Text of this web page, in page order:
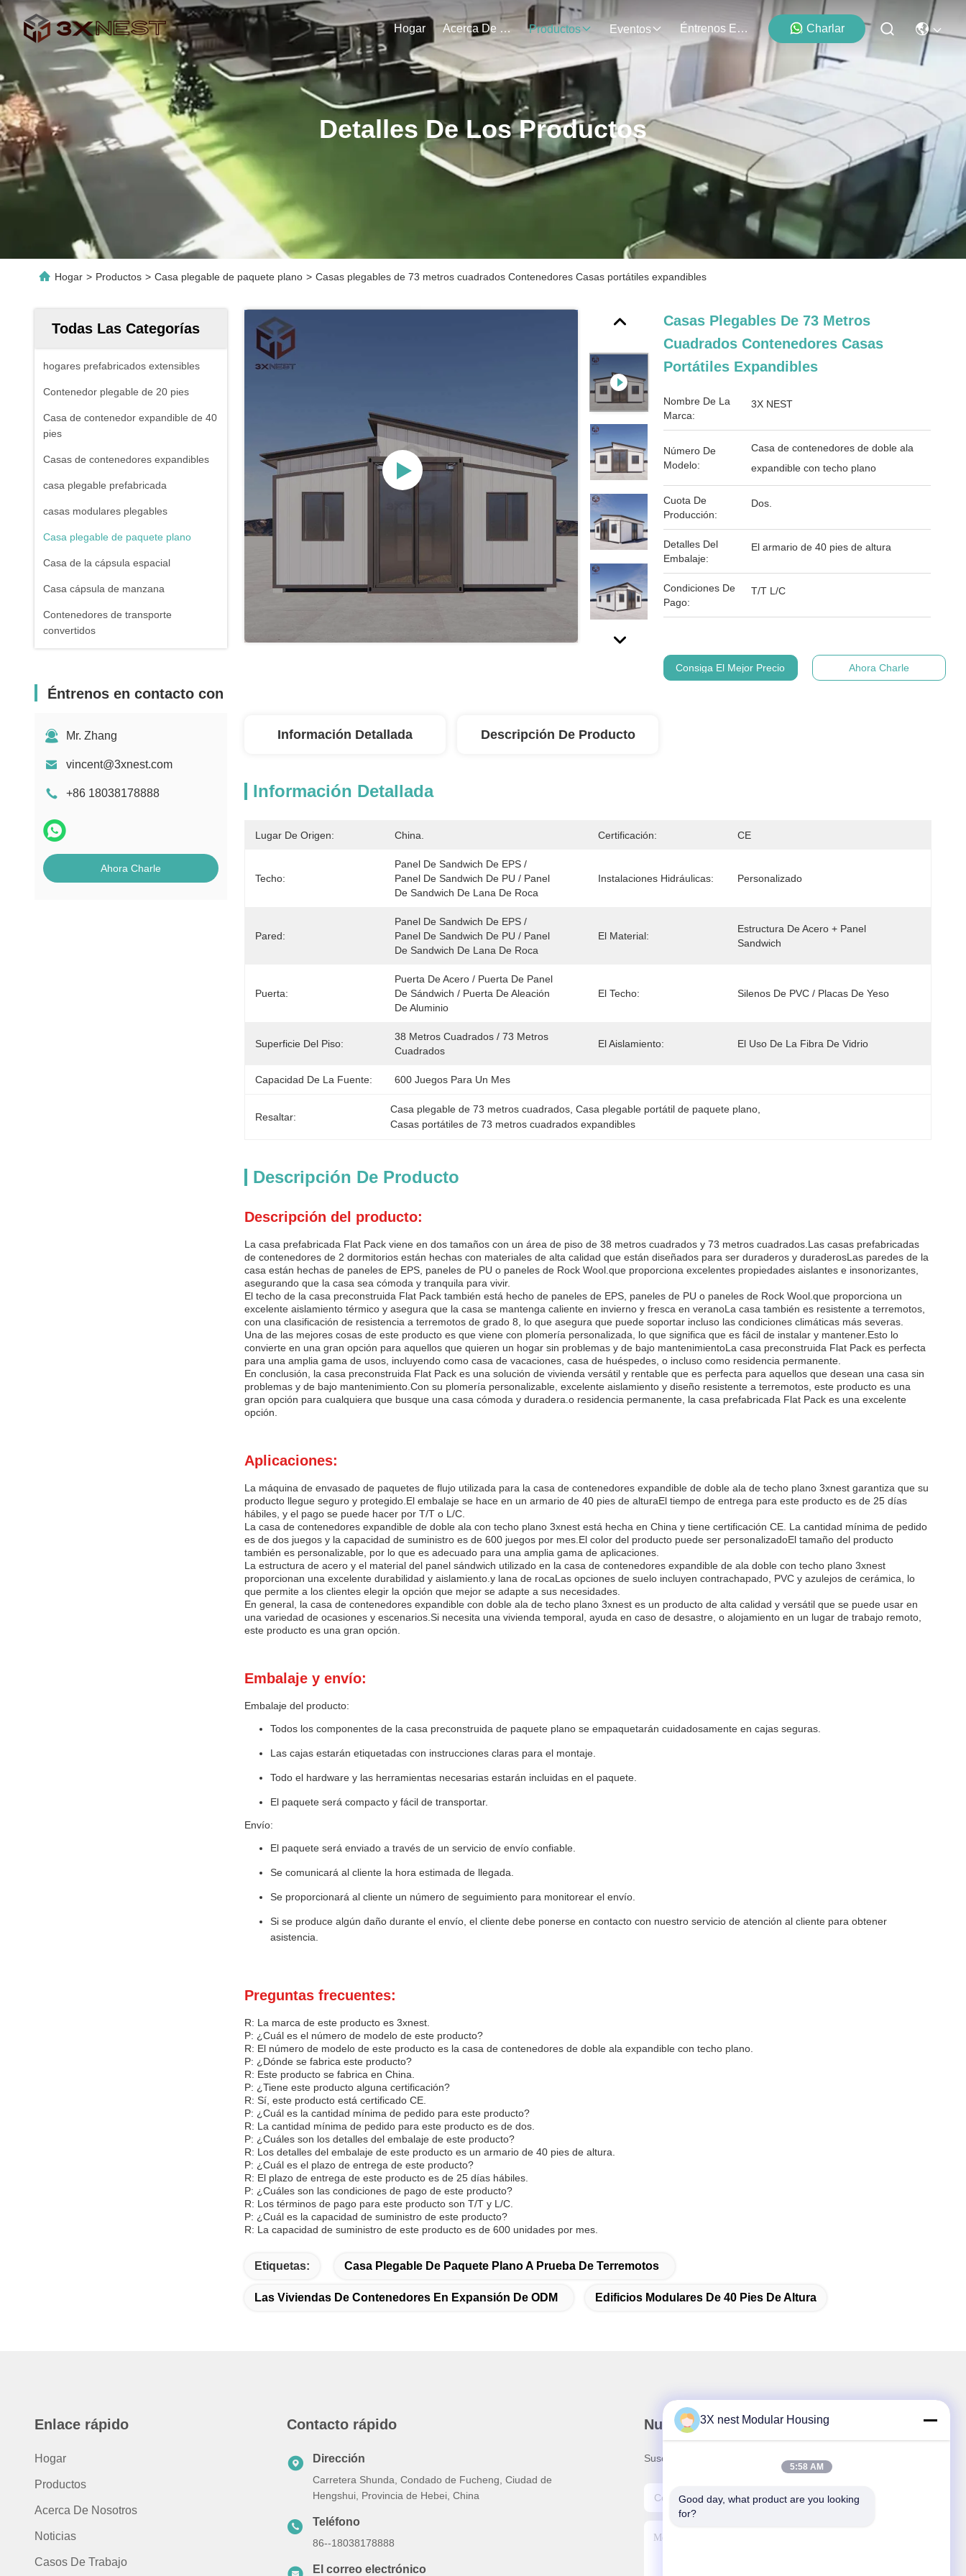
Hogar Acerca De Nosotros Productos Eventos Éntrenos En Contacto Con Charlar
Detalles De Los Productos
Hogar > Productos > Casa plegable de paquete plano > Casas plegables de 73 metros cuadrados Contenedores Casas portátiles expandibles
Todas Las Categorías
hogares prefabricados extensibles
Contenedor plegable de 20 pies
Casa de contenedor expandible de 40
pies
Casas de contenedores expandibles
casa plegable prefabricada
casas modulares plegables
Casa plegable de paquete plano
Casa de la cápsula espacial
Casa cápsula de manzana
Contenedores de transporte
convertidos
Éntrenos en contacto con
Mr. Zhang
vincent@3xnest.com
+86 18038178888
Ahora Charle
Casas Plegables De 73 Metros
Cuadrados Contenedores Casas
Portátiles Expandibles
Nombre De La
Marca:
3X NEST
Número De
Modelo:
Casa de contenedores de doble ala
expandible con techo plano
Cuota De
Producción:
Dos.
Detalles Del
Embalaje:
El armario de 40 pies de altura
Condiciones De
Pago:
T/T L/C
Consiga El Mejor Precio Ahora Charle
Información Detallada Descripción De Producto
Información Detallada
Lugar De Origen: China. Certificación: CE
Techo:
Panel De Sandwich De EPS /
Panel De Sandwich De PU / Panel
De Sandwich De Lana De Roca
Instalaciones Hidráulicas: Personalizado
Pared:
Panel De Sandwich De EPS /
Panel De Sandwich De PU / Panel
De Sandwich De Lana De Roca
El Material:
Estructura De Acero + Panel
Sandwich
Puerta:
Puerta De Acero / Puerta De Panel
De Sándwich / Puerta De Aleación
De Aluminio
El Techo: Silenos De PVC / Placas De Yeso
Superficie Del Piso:
38 Metros Cuadrados / 73 Metros
Cuadrados
El Aislamiento: El Uso De La Fibra De Vidrio
Capacidad De La Fuente: 600 Juegos Para Un Mes
Resaltar:
Casa plegable de 73 metros cuadrados , Casa plegable portátil de paquete plano
Casas portátiles de 73 metros cuadrados expandibles
Descripción De Producto
Descripción del producto:
La casa prefabricada Flat Pack viene en dos tamaños con un área de piso de 38 metros cuadrados y 73 metros cuadrados.Las casas prefabricadas
de contenedores de 2 dormitorios están hechas con materiales de alta calidad que están diseñados para ser duraderos y duraderosLas paredes de la
casa están hechas de paneles de EPS, paneles de PU o paneles de Rock Wool.que proporciona excelentes propiedades aislantes e insonorizantes,
asegurando que la casa sea cómoda y tranquila para vivir.
El techo de la casa preconstruida Flat Pack también está hecho de paneles de EPS, paneles de PU o paneles de Rock Wool.que proporciona un
excelente aislamiento térmico y asegura que la casa se mantenga caliente en invierno y fresca en veranoLa casa también es resistente a terremotos,
con una clasificación de resistencia a terremotos de grado 8, lo que asegura que puede soportar incluso las condiciones climáticas más severas.
Una de las mejores cosas de este producto es que viene con plomería personalizada, lo que significa que es fácil de instalar y mantener.Esto lo
convierte en una gran opción para aquellos que quieren un hogar sin problemas y de bajo mantenimientoLa casa preconstruida Flat Pack es perfecta
para una amplia gama de usos, incluyendo como casa de vacaciones, casa de huéspedes, o incluso como residencia permanente.
En conclusión, la casa preconstruida Flat Pack es una solución de vivienda versátil y rentable que es perfecta para aquellos que desean una casa sin
problemas y de bajo mantenimiento.Con su plomería personalizable, excelente aislamiento y diseño resistente a terremotos, este producto es una
gran opción para cualquiera que busque una casa cómoda y duradera.o residencia permanente, la casa prefabricada Flat Pack es una excelente
opción.
Aplicaciones:
La máquina de envasado de paquetes de flujo utilizada para la casa de contenedores expandible de doble ala de techo plano 3xnest garantiza que su
producto llegue seguro y protegido.El embalaje se hace en un armario de 40 pies de alturaEl tiempo de entrega para este producto es de 25 días
hábiles, y el pago se puede hacer por T/T o L/C.
La casa de contenedores expandible de doble ala con techo plano 3xnest está hecha en China y tiene certificación CE. La cantidad mínima de pedido
es de dos juegos y la capacidad de suministro es de 600 juegos por mes.El color del producto puede ser personalizadoEl tamaño del producto
también es personalizable, por lo que es adecuado para una amplia gama de aplicaciones.
La estructura de acero y el material del panel sándwich utilizado en la casa de contenedores expandible de ala doble con techo plano 3xnest
proporcionan una excelente durabilidad y aislamiento.y lana de rocaLas opciones de suelo incluyen contrachapado, PVC y azulejos de cerámica, lo
que permite a los clientes elegir la opción que mejor se adapte a sus necesidades.
En general, la casa de contenedores expandible con doble ala de techo plano 3xnest es un producto de alta calidad y versátil que se puede usar en
una variedad de ocasiones y escenarios.Si necesita una vivienda temporal, ayuda en caso de desastre, o alojamiento en un lugar de trabajo remoto,
este producto es una gran opción.
Embalaje y envío:
Embalaje del producto:
Todos los componentes de la casa preconstruida de paquete plano se empaquetarán cuidadosamente en cajas seguras.
Las cajas estarán etiquetadas con instrucciones claras para el montaje.
Todo el hardware y las herramientas necesarias estarán incluidas en el paquete.
El paquete será compacto y fácil de transportar.
Envío:
El paquete será enviado a través de un servicio de envío confiable.
Se comunicará al cliente la hora estimada de llegada.
Se proporcionará al cliente un número de seguimiento para monitorear el envío.
Si se produce algún daño durante el envío, el cliente debe ponerse en contacto con nuestro servicio de atención al cliente para obtener
asistencia.
Preguntas frecuentes:
R: La marca de este producto es 3xnest.
P: ¿Cuál es el número de modelo de este producto?
R: El número de modelo de este producto es la casa de contenedores de doble ala expandible con techo plano.
P: ¿Dónde se fabrica este producto?
R: Este producto se fabrica en China.
P: ¿Tiene este producto alguna certificación?
R: Sí, este producto está certificado CE.
P: ¿Cuál es la cantidad mínima de pedido para este producto?
R: La cantidad mínima de pedido para este producto es de dos.
P: ¿Cuáles son los detalles del embalaje de este producto?
R: Los detalles del embalaje de este producto es un armario de 40 pies de altura.
P: ¿Cuál es el plazo de entrega de este producto?
R: El plazo de entrega de este producto es de 25 días hábiles.
P: ¿Cuáles son las condiciones de pago de este producto?
R: Los términos de pago para este producto son T/T y L/C.
P: ¿Cuál es la capacidad de suministro de este producto?
R: La capacidad de suministro de este producto es de 600 unidades por mes.
Etiquetas: Casa Plegable De Paquete Plano A Prueba De Terremotos
Las Viviendas De Contenedores En Expansión De ODM Edificios Modulares De 40 Pies De Altura
Enlace rápido
Hogar
Productos
Acerca De Nosotros
Noticias
Casos De Trabajo
Contacto rápido
Dirección
Carretera Shunda, Condado de Fucheng, Ciudad de
Hengshui, Provincia de Hebei, China
Teléfono
86--18038178888
El correo electrónico
Nuestro boletín
Suscríbete a nuestro boletín para obtener descuentos y más.
3X nest Modular Housing
5:58 AM
Good day, what product are you looking
for?